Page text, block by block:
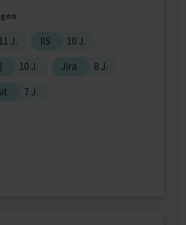
11 J. IIS
10 J.
10 J. Jira
8 J.
7 J.